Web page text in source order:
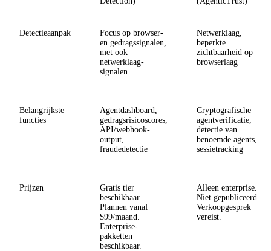
Detectieaanpak
Focus op browser-
en gedragssignalen,
met ook
netwerklaag-
signalen
Netwerklaag,
beperkte
zichtbaarheid op
browserlaag
Belangrijkste
functies
Agentdashboard,
gedragsrisicoscores,
API/webhook-
output,
fraudedetectie
Cryptografische
agentverificatie,
detectie van
benoemde agents,
sessietracking
Prijzen
Gratis tier
beschikbaar.
Plannen vanaf
$99/maand.
Enterprise-
pakketten
beschikbaar.
Alleen enterprise.
Niet gepubliceerd.
Verkoopgesprek
vereist.